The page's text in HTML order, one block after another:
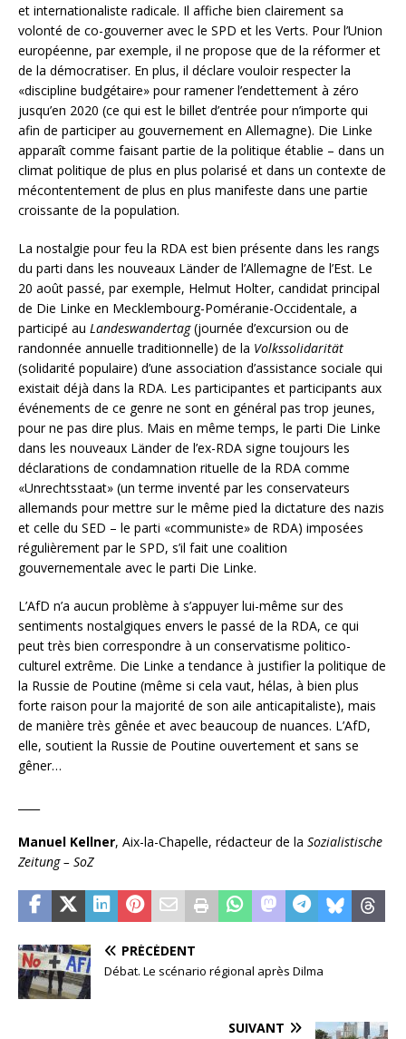
et internationaliste radicale. Il affiche bien clairement sa
volonté de co-gouverner avec le SPD et les Verts. Pour l’Union
européenne, par exemple, il ne propose que de la réformer et
de la démocratiser. En plus, il déclare vouloir respecter la
«discipline budgétaire» pour ramener l’endettement à zéro
jusqu’en 2020 (ce qui est le billet d’entrée pour n’importe qui
afin de participer au gouvernement en Allemagne). Die Linke
apparaît comme faisant partie de la politique établie – dans un
climat politique de plus en plus polarisé et dans un contexte de
mécontentement de plus en plus manifeste dans une partie
croissante de la population.
La nostalgie pour feu la RDA est bien présente dans les rangs
du parti dans les nouveaux Länder de l’Allemagne de l’Est. Le
20 août passé, par exemple, Helmut Holter, candidat principal
de Die Linke en Mecklembourg-Poméranie-Occidentale, a
participé au Landeswandertag(journée d’excursion ou de
randonnée annuelle traditionnelle) de la Volkssolidarität
(solidarité populaire) d’une association d’assistance sociale qui
existait déjà dans la RDA. Les participantes et participants aux
événements de ce genre ne sont en général pas trop jeunes,
pour ne pas dire plus. Mais en même temps, le parti Die Linke
dans les nouveaux Länder de l’ex-RDA signe toujours les
déclarations de condamnation rituelle de la RDA comme
«Unrechtsstaat» (un terme inventé par les conservateurs
allemands pour mettre sur le même pied la dictature des nazis
et celle du SED – le parti «communiste» de RDA) imposées
régulièrement par le SPD, s’il fait une coalition
gouvernementale avec le parti Die Linke.
L’AfD n’a aucun problème à s’appuyer lui-même sur des
sentiments nostalgiques envers le passé de la RDA, ce qui
peut très bien correspondre à un conservatisme politico-
culturel extrême. Die Linke a tendance à justifier la politique de
la Russie de Poutine (même si cela vaut, hélas, à bien plus
forte raison pour la majorité de son aile anticapitaliste), mais
de manière très gênée et avec beaucoup de nuances. L’AfD,
elle, soutient la Russie de Poutine ouvertement et sans se
gêner…
Manuel Kellner, Aix-la-Chapelle, rédacteur de la Sozialistische
Zeitung – SoZ
PRÉCÉDENT
Débat. Le scénario régional après Dilma
SUIVANT